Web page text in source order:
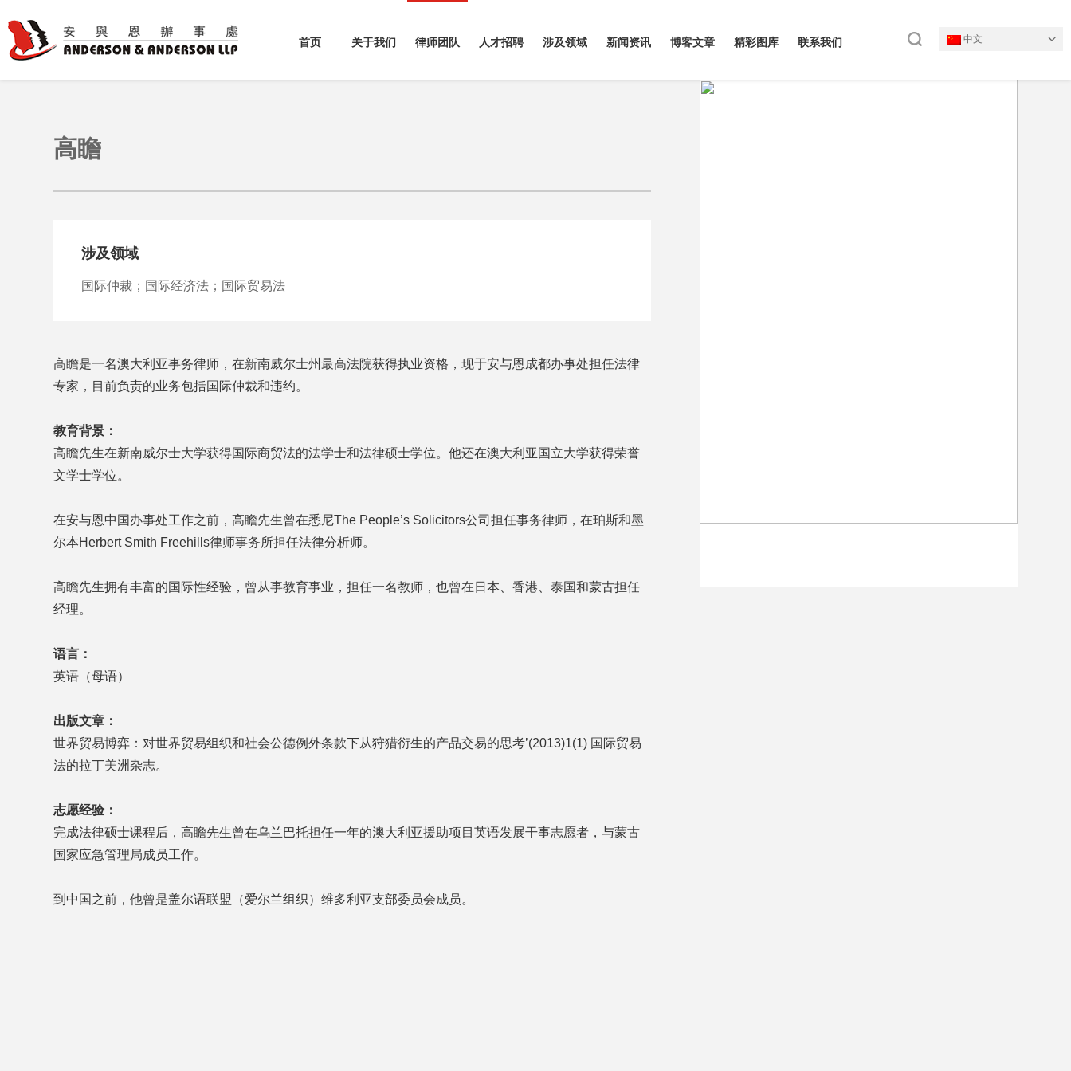
首页 关于我们 律师团队 人才招聘 涉及领域 新闻资讯 博客文章 精彩图库 联系我们 中文
高瞻
涉及领域
国际仲裁；国际经济法；国际贸易法
高瞻是一名澳大利亚事务律师，在新南威尔士州最高法院获得执业资格，现于安与恩成都办事处担任法律
专家，目前负责的业务包括国际仲裁和违约。
教育背景：
高瞻先生在新南威尔士大学获得国际商贸法的法学士和法律硕士学位。他还在澳大利亚国立大学获得荣誉
文学士学位。
在安与恩中国办事处工作之前，高瞻先生曾在悉尼The People’s Solicitors公司担任事务律师，在珀斯和墨
尔本Herbert Smith Freehills律师事务所担任法律分析师。
高瞻先生拥有丰富的国际性经验，曾从事教育事业，担任一名教师，也曾在日本、香港、泰国和蒙古担任
经理。
语言：
英语（母语）
出版文章：
世界贸易博弈：对世界贸易组织和社会公德例外条款下从狩猎衍生的产品交易的思考’(2013)1(1) 国际贸易
法的拉丁美洲杂志。
志愿经验：
完成法律硕士课程后，高瞻先生曾在乌兰巴托担任一年的澳大利亚援助项目英语发展干事志愿者，与蒙古
国家应急管理局成员工作。
到中国之前，他曾是盖尔语联盟（爱尔兰组织）维多利亚支部委员会成员。